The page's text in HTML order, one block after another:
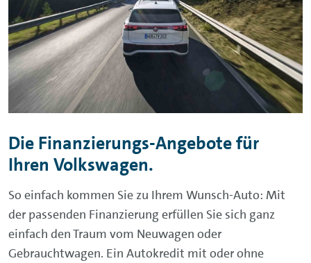
Die Finanzierungs-Angebote für
Ihren Volkswagen.
So einfach kommen Sie zu Ihrem Wunsch-Auto: Mit
der passenden Finanzierung erfüllen Sie sich ganz
einfach den Traum vom Neuwagen oder
Gebrauchtwagen. Ein Autokredit mit oder ohne